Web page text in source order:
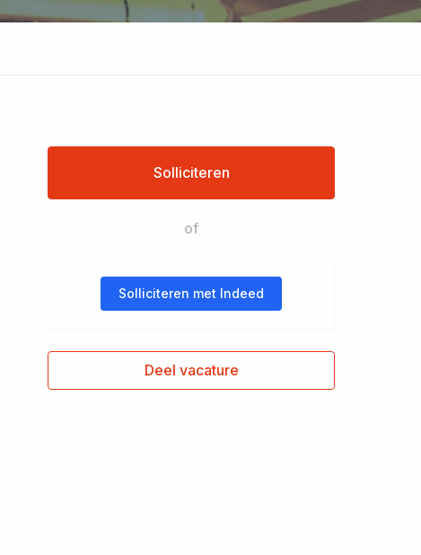
Solliciteren
of
Solliciteren met Indeed
Deel vacature